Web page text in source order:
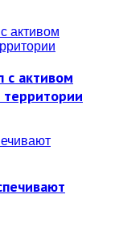
с активом
территории